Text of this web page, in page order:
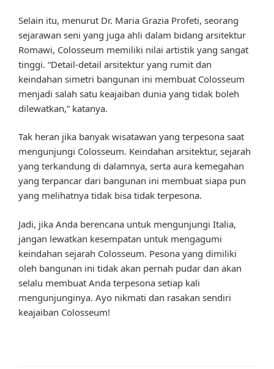
Selain itu, menurut Dr. Maria Grazia Profeti, seorang
sejarawan seni yang juga ahli dalam bidang arsitektur
Romawi, Colosseum memiliki nilai artistik yang sangat
tinggi. “Detail-detail arsitektur yang rumit dan
keindahan simetri bangunan ini membuat Colosseum
menjadi salah satu keajaiban dunia yang tidak boleh
dilewatkan,” katanya.
Tak heran jika banyak wisatawan yang terpesona saat
mengunjungi Colosseum. Keindahan arsitektur, sejarah
yang terkandung di dalamnya, serta aura kemegahan
yang terpancar dari bangunan ini membuat siapa pun
yang melihatnya tidak bisa tidak terpesona.
Jadi, jika Anda berencana untuk mengunjungi Italia,
jangan lewatkan kesempatan untuk mengagumi
keindahan sejarah Colosseum. Pesona yang dimiliki
oleh bangunan ini tidak akan pernah pudar dan akan
selalu membuat Anda terpesona setiap kali
mengunjunginya. Ayo nikmati dan rasakan sendiri
keajaiban Colosseum!